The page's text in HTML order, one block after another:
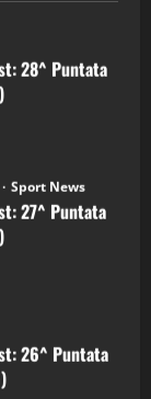
28^ Puntata
Sport News
27^ Puntata
26^ Puntata